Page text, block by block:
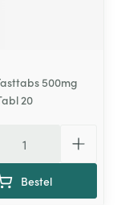
500mg
20
Bestel